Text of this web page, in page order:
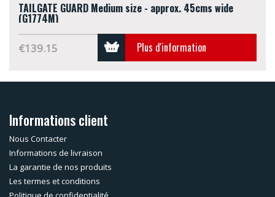
TAILGATE GUARD Medium size - approx. 45cms wide
(G1774M)
€139.15 Plus d'information
Informations client
Nous Contacter
Informations de livraison
La garantie de nos produits
Les termes et conditions